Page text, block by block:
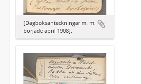
[Dagboksanteckningar m. m.
började april 1908].